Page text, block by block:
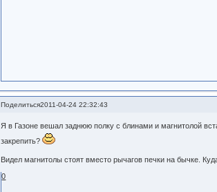
Поделиться2011-04-24 22:32:43
Я в Газоне вешал заднюю полку с блинами и магнитолой
закрепить?
Видел магнитолы стоят вместо рычагов печки на бычке.
0